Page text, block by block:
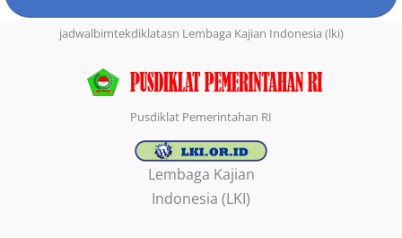
jadwalbimtekdiklatasn Lembaga Kajian Indonesia (lki)
Pusdiklat Pemerintahan RI
Lembaga Kajian
Indonesia (LKI)